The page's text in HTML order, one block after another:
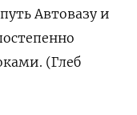
Автовазу и
(Глеб